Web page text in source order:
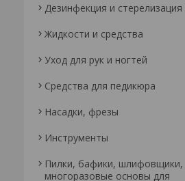
Дезинфекция и стерелизация
Жидкости и средства
Уход для рук и ногтей
Средства для педикюра
Насадки, фрезы
Инструменты
Пилки, бафики, шлифовщики,
многоразовые основы для